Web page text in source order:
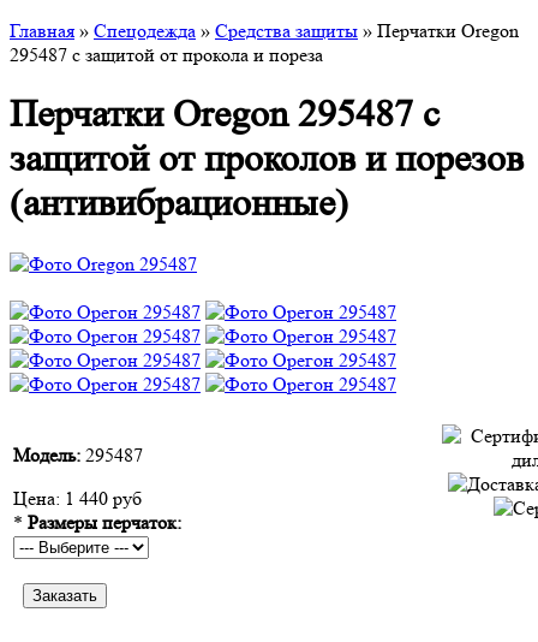
Главная » Спецодежда » Средства защиты » Перчатки Oregon
295487 с защитой от прокола и пореза
Перчатки Oregon 295487 с
защитой от проколов и порезов
(антивибрационные)
Модель: 295487
Цена: 1 440 руб
* Размеры перчаток: